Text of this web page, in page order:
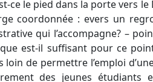
ce le pied dans la porte vers
coordonnée : evers un
qui l’accompagne? –
est-il suffisant pour ce
de permettre l’emploi
des jeunes